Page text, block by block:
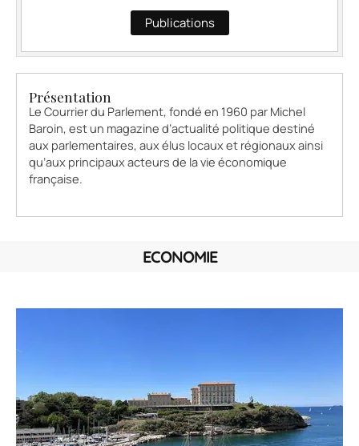
Publications
Présentation
Le Courrier du Parlement, fondé en 1960 par Michel
Baroin, est un magazine d’actualité politique destiné
aux parlementaires, aux élus locaux et régionaux ainsi
qu’aux principaux acteurs de la vie économique
française.
ECONOMIE